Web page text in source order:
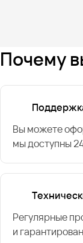
Почему
Вы можете
мы доступны
Регулярные
и